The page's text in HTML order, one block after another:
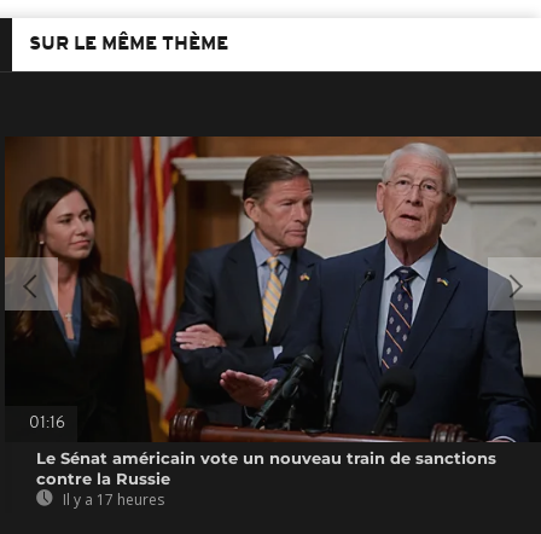
SUR LE MÊME THÈME
01:16
Le Sénat américain vote un nouveau train de sanctions
contre la Russie
Il y a 17 heures